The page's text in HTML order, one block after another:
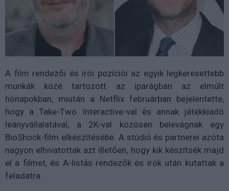
A film rendezői és írói pozíciói az egyik legkeresettebb
munkák közé tartozott az iparágban az elmúlt
hónapokban, miután a Netflix februárban bejelentette,
hogy a Take-Two Interactive-val és annak játékkiadó
leányvállalatával, a 2K-val közösen belevágnak egy
BioShock-film elkészítésébe. A stúdió és partnerei azóta
nagyon elhivatottak azt illetően, hogy kik készítsék majd
el a filmet, és A-listás rendezők és írók után kutattak a
feladatra.